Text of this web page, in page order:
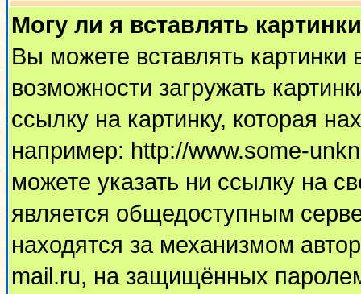
Могу ли я вставлять
Вы можете вставлять
возможности загружать
ссылку на картинку, которая
например: http://www.some-
можете указать ни ссылку на
является общедоступным
находятся за механизмом
mail.ru, на защищённых